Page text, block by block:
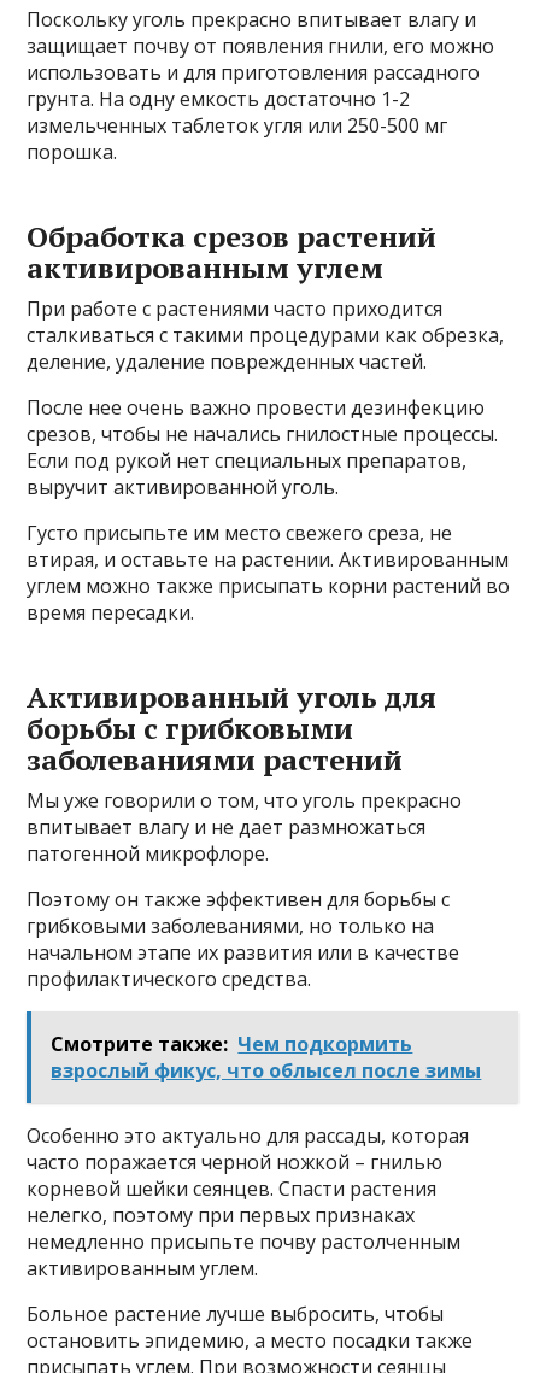
Поскольку уголь прекрасно впитывает влагу и
защищает почву от появления гнили, его можно
использовать и для приготовления рассадного
грунта. На одну емкость достаточно 1-2
измельченных таблеток угля или 250-500 мг
порошка.
Обработка срезов растений
активированным углем
При работе с растениями часто приходится
сталкиваться с такими процедурами как обрезка,
деление, удаление поврежденных частей.
После нее очень важно провести дезинфекцию
срезов, чтобы не начались гнилостные процессы.
Если под рукой нет специальных препаратов,
выручит активированной уголь.
Густо присыпьте им место свежего среза, не
втирая, и оставьте на растении. Активированным
углем можно также присыпать корни растений во
время пересадки.
Активированный уголь для
борьбы с грибковыми
заболеваниями растений
Мы уже говорили о том, что уголь прекрасно
впитывает влагу и не дает размножаться
патогенной микрофлоре.
Поэтому он также эффективен для борьбы с
грибковыми заболеваниями, но только на
начальном этапе их развития или в качестве
профилактического средства.
Смотрите также: Чем подкормить
взрослый фикус, что облысел после зимы
Особенно это актуально для рассады, которая
часто поражается черной ножкой – гнилью
корневой шейки сеянцев. Спасти растения
нелегко, поэтому при первых признаках
немедленно присыпьте почву растолченным
активированным углем.
Больное растение лучше выбросить, чтобы
остановить эпидемию, а место посадки также
присыпать углем. При возможности сеянцы